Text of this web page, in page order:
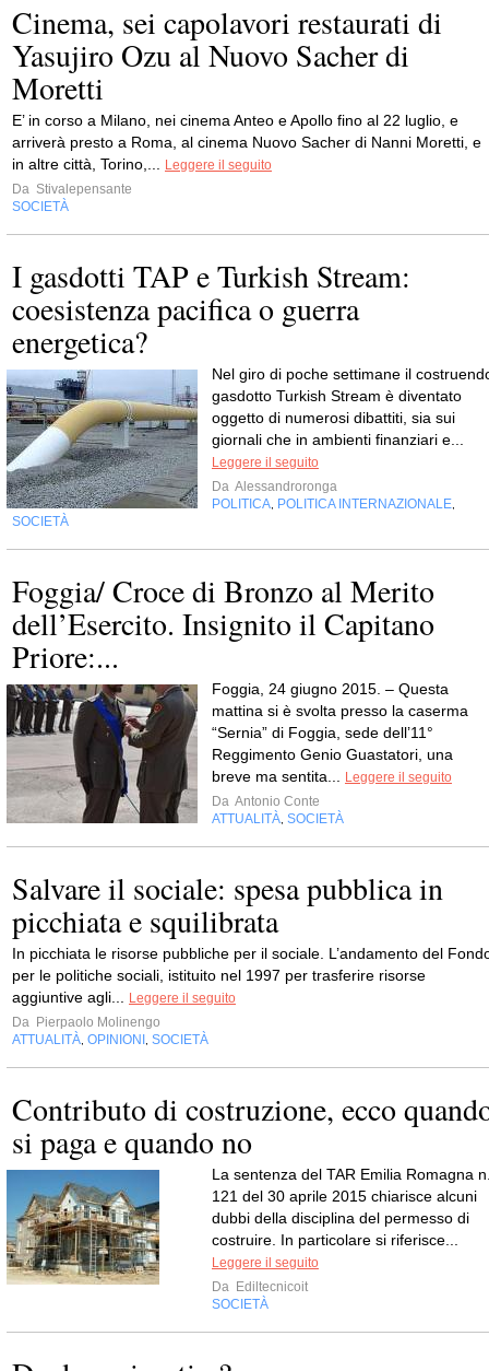
Cinema, sei capolavori restaurati di
Yasujiro Ozu al Nuovo Sacher di
Moretti
E’ in corso a Milano, nei cinema Anteo e Apollo fino al 22 luglio, e
arriverà presto a Roma, al cinema Nuovo Sacher di Nanni Moretti, e
in altre città, Torino,...
Leggere il seguito
Da Stivalepensante
SOCIETÀ
I gasdotti TAP e Turkish Stream:
coesistenza pacifica o guerra
energetica?
Nel giro di poche settimane il
gasdotto Turkish Stream è diventato
oggetto di numerosi dibattiti, sia sui
giornali che in ambienti finanziari e...
Leggere il seguito
Da Alessandroronga
POLITICA POLITICA INTERNAZIONALE
SOCIETÀ
Foggia/ Croce di Bronzo al Merito
dell’Esercito. Insignito il Capitano
Priore:...
Foggia, 24 giugno 2015. – Questa
mattina si è svolta presso la caserma
“Sernia” di Foggia, sede dell’11°
Reggimento Genio Guastatori, una
breve ma sentita...
Leggere il seguito
Da Antonio Conte
ATTUALITÀ SOCIETÀ
Salvare il sociale: spesa pubblica in
picchiata e squilibrata
In picchiata le risorse pubbliche per il sociale. L’andamento del
per le politiche sociali, istituito nel 1997 per trasferire risorse
aggiuntive agli...
Leggere il seguito
Da Pierpaolo Molinengo
ATTUALITÀ OPINIONI SOCIETÀ
Contributo di costruzione, ecco
si paga e quando no
La sentenza del TAR Emilia Romagna
121 del 30 aprile 2015 chiarisce alcuni
dubbi della disciplina del permesso di
costruire. In particolare si riferisce...
Leggere il seguito
Da Ediltecnicoit
SOCIETÀ